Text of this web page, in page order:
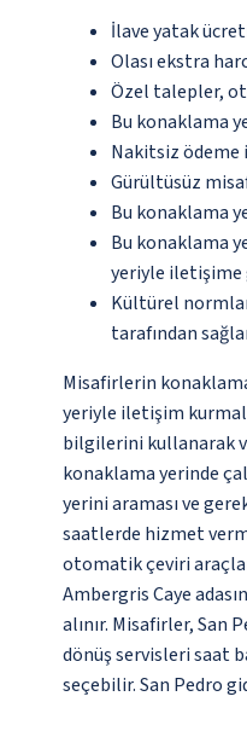
İlave yatak
Olası ekstra
Özel talepler,
Bu konaklama
Nakitsiz ödeme
Gürültüsüz
Bu konaklama
Bu konaklama
yeriyle iletişime
Kültürel
tarafından
Misafirlerin
yeriyle iletişim
bilgilerini kullanarak
konaklama yerinde
yerini araması ve
saatlerde hizmet
otomatik çeviri
Ambergris Caye
alınır. Misafirler, San
dönüş servisleri saat
seçebilir. San Pedro